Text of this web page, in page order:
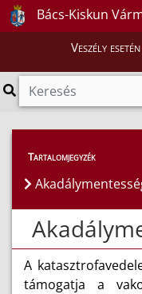
Bács-Kiskun
Veszély
Tartalomjegyzék
A
támogatja a